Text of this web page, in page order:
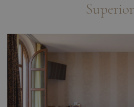
Superior